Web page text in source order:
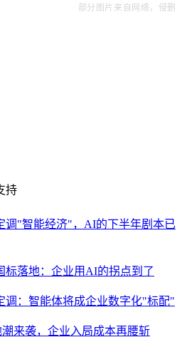
部分图片来自网络，侵删
持
调"智能经济"，AI的下半年剧本已
标落地：企业用AI的拐点到了
调：智能体将成企业数字化"标配"
潮来袭，企业入局成本再腰斩